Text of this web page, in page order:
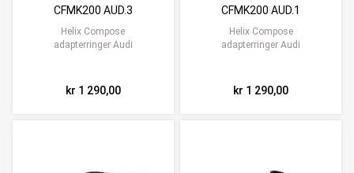
CFMK200 AUD.3
Helix Compose
adapterringer Audi
kr 1 290,00
CFMK200 AUD.1
Helix Compose
adapterringer Audi
kr 1 290,00